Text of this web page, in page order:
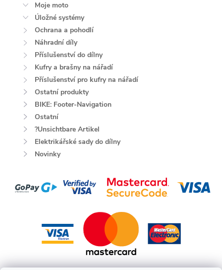
Moje moto
Úložné systémy
Ochrana a pohodlí
Náhradní díly
Příslušenství do dílny
Kufry a brašny na nářadí
Příslušenství pro kufry na nářadí
Ostatní produkty
BIKE: Footer-Navigation
Ostatní
?Unsichtbare Artikel
Elektrikářské sady do dílny
Novinky